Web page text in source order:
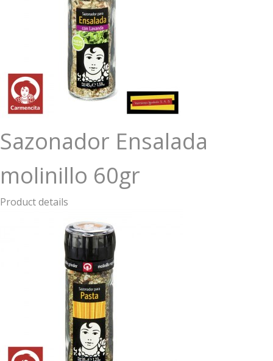
Sazonador Ensalada
molinillo 60gr
Product details